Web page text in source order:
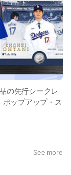
の先行シークレ
ポップアップ・ス
See more